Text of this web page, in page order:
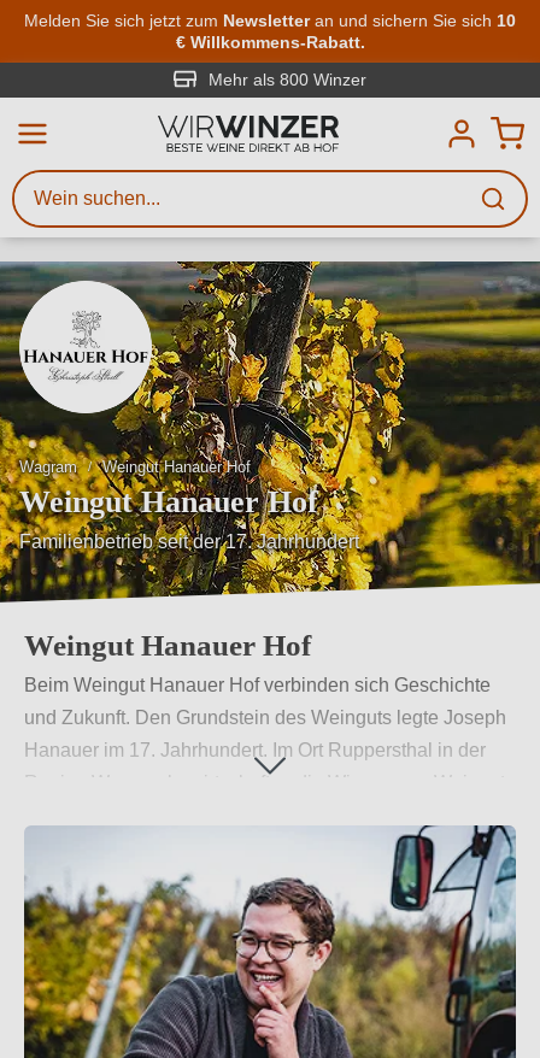
Zum Hauptinhalt springen
Melden Sie sich jetzt zum Newsletteran und sichern Sie sich 10
€ Willkommens-Rabatt.
Mehr als 800 Winzer
Wagram Weingut Hanauer Hof
Weingut Hanauer Hof
Familienbetrieb seit der 17. Jahrhundert
Im Einklang mit der Natur entstehen puristische &amp;
ehrliche Weine, mit einer ungeschliffenen &amp;
dynamischen Persönlichkeit.
Weingut Hanauer Hof
Beim Weingut Hanauer Hof verbinden sich Geschichte
und Zukunft. Den Grundstein des Weinguts legte Joseph
Hanauer im 17. Jahrhundert. Im Ort Ruppersthal in der
Region Wagram bewirtschaften die Winzer vom Weingut
sorgfältiger Handarbeit und in biologischem Anbau.
Dabei setzt Winzer Christoph Strell in seinem
Familienbetrieb auf Biodiversität und naturnahe
Weingärten, um hier Klasse statt Masse zu produzieren.
Manche der alten Reben treiben ihre Wurzeln bis zu 20
MeterWeiterlesen→
Weinsuche
Mindestens 3 Zeichen eingeben
Beschreiben Sie, welchen Wein
Sie suchen – ob nach Geschmack,
Region, Winzer oder anderen
Kriterien.